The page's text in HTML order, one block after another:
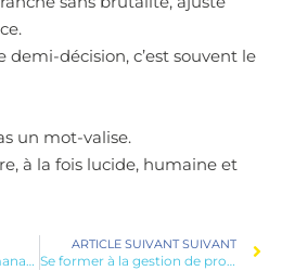
demi-décision, c’est souvent le
un mot-valise.
à la fois lucide, humaine et
Construire une charte managériale
ARTICLE SUIVANT SUIVANT
Se former à la gestion de projet : un parcours e-learning efficace et flexible